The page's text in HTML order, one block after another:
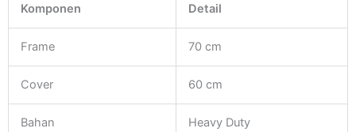
Komponen Detail
Frame 70 cm
Cover 60 cm
Bahan Heavy Duty